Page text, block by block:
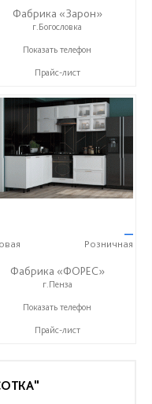
Фабрика «Зарон»
г.Богословка
+7 (8412) 21-50-66
Показать телефон
Прайс-лист
—
Розничная
Фабрика «ФОРЕС»
г.Пенза
+7 (8412) 73-85-16
Показать телефон
Прайс-лист